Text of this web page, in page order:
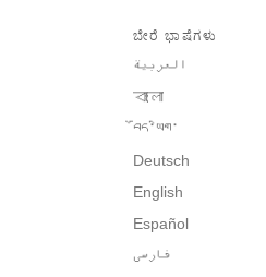
ಬೇರೆ ಭಾಷೆಗಳು
العربية
বাংলা
བོད་ཡིག་
Deutsch
English
Español
فارسی